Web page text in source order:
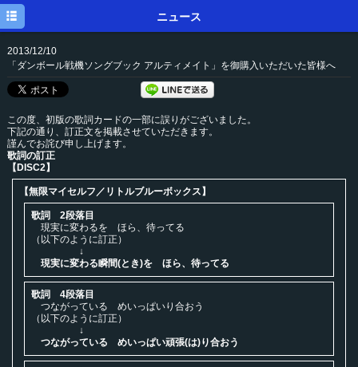
ニュース
2013/12/10
「ダンボール戦機ソングブック アルティメイト」を御購入いただいた皆様へ
この度、初版の歌詞カードの一部に誤りがございました。
下記の通り、訂正文を掲載させていただきます。
謹んでお詫び申し上げます。
歌詞の訂正
【DISC2】
【︎無限マイセルフ／リトルブルーボックス】
歌詞 2段落目
現実に変わるを ほら、待ってる
（以下のように訂正）
↓
現実に変わる瞬間(とき)を ほら、待ってる
歌詞 4段落目
つながっている めいっぱいり合おう
（以下のように訂正）
↓
つながっている めいっぱい頑張(は)り合おう
ニュース
メディア
ディスク
プロフィール
メルマガ
ブログ